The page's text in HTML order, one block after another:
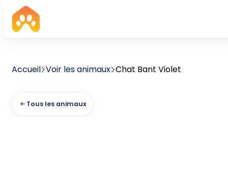
Accueil Voir les animaux Chat Bant Violet
Tous les animaux